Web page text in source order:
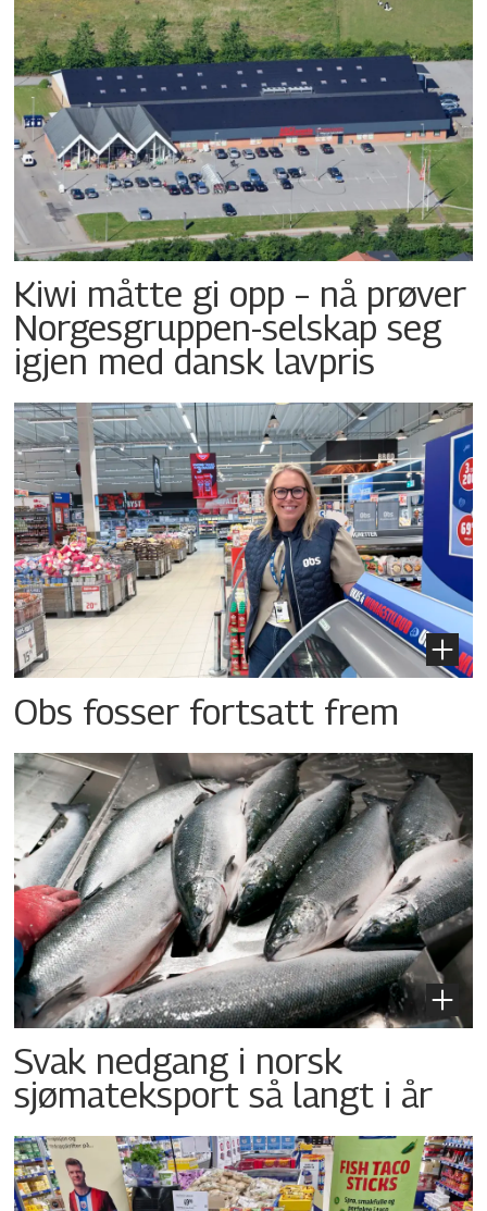
Kiwi måtte gi opp – nå prøver
Norgesgruppen-selskap seg
igjen med dansk lavpris
Obs fosser fortsatt frem
Svak nedgang i norsk
sjømateksport så langt i år